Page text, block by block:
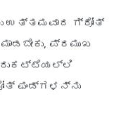
ಉತ್ತಮವಾದ ಗ್ರೋತ್
ಪ್ರಮುಖ
ಫಂಡ್‌ಗಳನ್ನು